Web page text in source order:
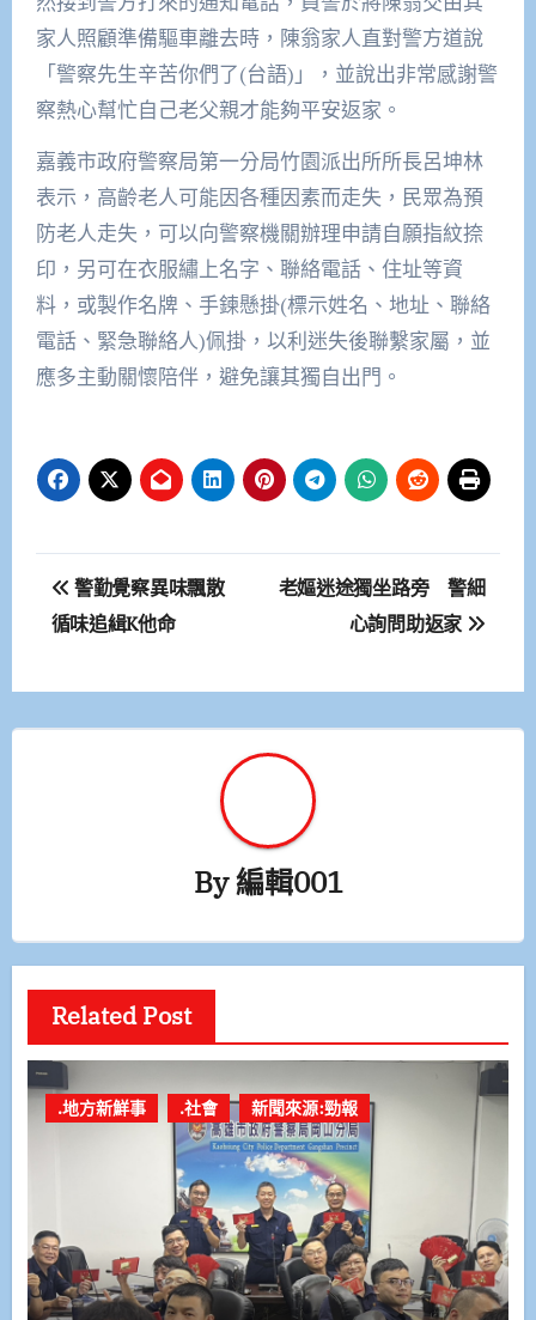
家人照顧準備驅車離去時，陳翁家人直對警方道說
「警察先生辛苦你們了(台語)」，並說出非常感謝警
察熱心幫忙自己老父親才能夠平安返家。
嘉義市政府警察局第一分局竹園派出所所長呂坤林
表示，高齡老人可能因各種因素而走失，民眾為預
防老人走失，可以向警察機關辦理申請自願指紋捺
印，另可在衣服繡上名字、聯絡電話、住址等資
料，或製作名牌、手鍊懸掛(標示姓名、地址、聯絡
電話、緊急聯絡人)佩掛，以利迷失後聯繫家屬，並
應多主動關懷陪伴，避免讓其獨自出門。
文
章
覽
警勤覺察異味飄散
循味追緝K他命
老嫗迷途獨坐路旁 警細
心詢問助返家
By編輯001
Related Post
.地方新鮮事 .社會 新聞來源:勁報